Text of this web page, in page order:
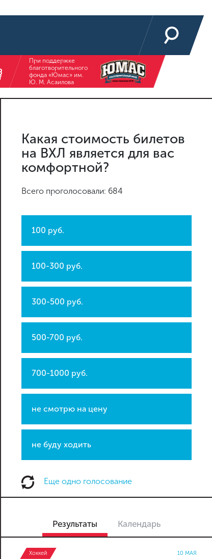
При поддержке
благотворительного
фонда «Юмас» им.
Ю. М. Асаилова
Какая стоимость билетов
на ВХЛ является для вас
комфортной?
Всего проголосовали: 684
100 руб.
100-300 руб.
300-500 руб.
500-700 руб.
700-1000 руб.
не смотрю на цену
не буду ходить
Еще одно голосование
Результаты Календарь
Хоккей 10 МАЯ